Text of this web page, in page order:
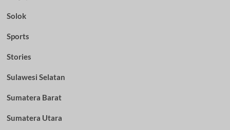
Solok
Sports
Stories
Sulawesi Selatan
Sumatera Barat
Sumatera Utara